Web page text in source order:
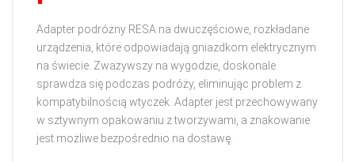
Adapter podróżny RESA na dwuczęściowe, rozkładane
urządzenia, które odpowiadają gniazdkom elektrycznym
na świecie. Zważywszy na wygodzie, doskonale
sprawdza się podczas podróży, eliminując problem z
kompatybilnością wtyczek. Adapter jest przechowywany
w sztywnym opakowaniu z tworzywami, a znakowanie
jest możliwe bezpośrednio na dostawę.